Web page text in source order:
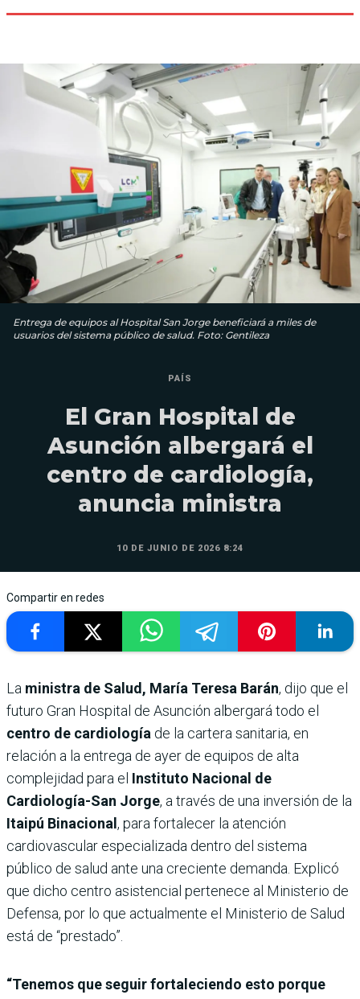
Entrega de equipos al Hospital San Jorge beneficiará a miles de
usuarios del sistema público de salud. Foto: Gentileza
PAÍS
El Gran Hospital de
Asunción albergará el
centro de cardiología,
anuncia ministra
10 DE JUNIO DE 2026 8:24
Compartir en redes
La ministra de Salud, María Teresa Barán, dijo que el
futuro Gran Hospital de Asunción albergará todo el
centro de cardiología de la cartera sanitaria, en
relación a la entrega de ayer de equipos de alta
complejidad para el Instituto Nacional de
Cardiología-San Jorge, a través de una inversión de la
Itaipú Binacional , para fortalecer la atención
cardiovascular especializada dentro del sistema
público de salud ante una creciente demanda. Explicó
que dicho centro asistencial pertenece al Ministerio de
Defensa, por lo que actualmente el Ministerio de Salud
está de “prestado”.
“Tenemos que seguir fortaleciendo esto porque